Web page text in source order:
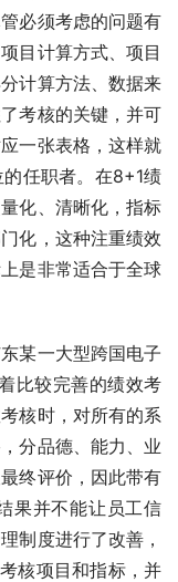
必须考虑的问题有
目计算方式、项目
计算方法、数据来
考核的关键，并可
一张表格，这样就
任职者。在8+1绩
化、清晰化，指标
化，这种注重绩效
是非常适合于全球
某一大型跨国电子
比较完善的绩效考
核时，对所有的系
分品德、能力、业
终评价，因此带有
果并不能让员工信
制度进行了改善，
核项目和指标，并